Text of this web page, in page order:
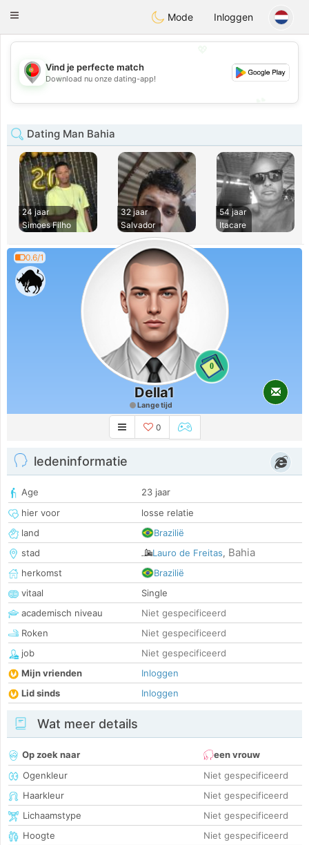
namoroPortugues
Toggle
Mode Inloggen
💖
💕
Vind je perfecte match
Download nu onze dating-app!
Dating Man Bahia
24 jaar
Simoes Filho
32 jaar
Salvador
54 jaar
Itacare
0.6/1
0
Della1
Lange tijd
0
ledeninformatie
Age
23 jaar
hier voor
losse relatie
land
Brazilië
stad
Lauro de Freitas, Bahia
herkomst
Brazilië
vitaal
Single
academisch niveau
Niet gespecificeerd
Roken
Niet gespecificeerd
job
Niet gespecificeerd
Mijn vrienden
Inloggen
Lid sinds
Inloggen
Wat meer details
Op zoek naar
een vrouw
Ogenkleur
Niet gespecificeerd
Haarkleur
Niet gespecificeerd
Lichaamstype
Niet gespecificeerd
Hoogte
Niet gespecificeerd